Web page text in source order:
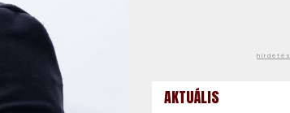
hirdetés
AKTUÁLIS